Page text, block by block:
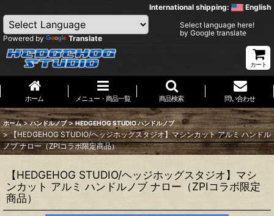
International shipping: English
Powered by Translate
Select language here!
by Google translate
カート
ホーム メニュー・商品一覧 商品検索 問い合わせ
ホーム > ハンドルノブ > HEDGEHOG STUDIO ハンドルノブ
> 【HEDGEHOG STUDIO/ヘッジホッグスタジオ】マシンカット アルミ ハンドル
ノブ ナロー（ZPIコラボ限定商品）
【HEDGEHOG STUDIO/ヘッジホッグスタジオ】マシ
ンカット アルミ ハンドルノブ ナロー（ZPIコラボ限定
商品）